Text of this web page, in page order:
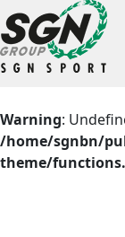
Warning:
/home/sgnbn/
theme/